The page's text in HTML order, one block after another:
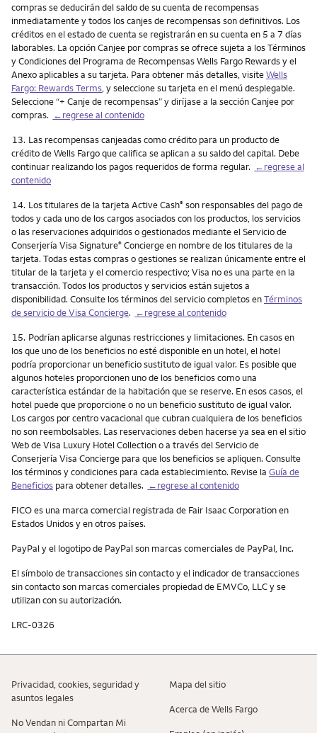
compras se deducirán del saldo de su cuenta de recompensas
inmediatamente y todos los canjes de recompensas son definitivos. Los
créditos en el estado de cuenta se registrarán en su cuenta en 5 a 7 días
laborables. La opción Canjee por compras se ofrece sujeta a los Términos
y Condiciones del Programa de Recompensas Wells Fargo Rewards y el
Anexo aplicables a su tarjeta. Para obtener más detalles, visiteWells
Fargo: Rewards Terms , y seleccione su tarjeta en el menú desplegable.
Seleccione “+ Canje de recompensas” y diríjase a la sección Canjee por
compras. ←regrese al contenido
Nota
13. Las recompensas canjeadas como crédito para un producto de
crédito de Wells Fargo que califica se aplican a su saldo del capital. Debe
continuar realizando los pagos requeridos de forma regular. ←regrese al
contenido
Nota
14. Los titulares de la tarjeta Active Cash® son responsables del pago de
todos y cada uno de los cargos asociados con los productos, los servicios
o las reservaciones adquiridos o gestionados mediante el Servicio de
Conserjería Visa Signature® Concierge en nombre de los titulares de la
tarjeta. Todas estas compras o gestiones se realizan únicamente entre el
titular de la tarjeta y el comercio respectivo; Visa no es una parte en la
transacción. Todos los productos y servicios están sujetos a
disponibilidad. Consulte los términos del servicio completos enTérminos
de servicio de Visa Concierge. ←regrese al contenido
Nota
15. Podrían aplicarse algunas restricciones y limitaciones. En casos en
los que uno de los beneficios no esté disponible en un hotel, el hotel
podría proporcionar un beneficio sustituto de igual valor. Es posible que
algunos hoteles proporcionen uno de los beneficios como una
característica estándar de la habitación que se reserve. En esos casos, el
hotel puede que proporcione o no un beneficio sustituto de igual valor.
Los cargos por centro vacacional que cubran cualquiera de los beneficios
no son reembolsables. Las reservaciones deben hacerse ya sea en el sitio
Web de Visa Luxury Hotel Collection o a través del Servicio de
Conserjería Visa Concierge para que los beneficios se apliquen. Consulte
los términos y condiciones para cada establecimiento. Revise la Guía de
Beneficios para obtener detalles. ←regrese al contenido
FICO es una marca comercial registrada de Fair Isaac Corporation en
Estados Unidos y en otros países.
PayPaly el logotipo de PayPalson marcas comerciales de PayPal , Inc.
El símbolo de transacciones sin contacto y el indicador de transacciones
sin contacto son marcas comerciales propiedad de EMVCo, LLC y se
utilizan con su autorización.
LRC-0326
Privacidad, cookies, seguridad y
asuntos legales
No Vendan ni Compartan Mi
Mapa del sitio
Acerca de Wells Fargo